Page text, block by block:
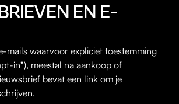
EN E-
mails waarvoor expliciet toestemming
in"), meestal na aankoop of
bevat een link om je